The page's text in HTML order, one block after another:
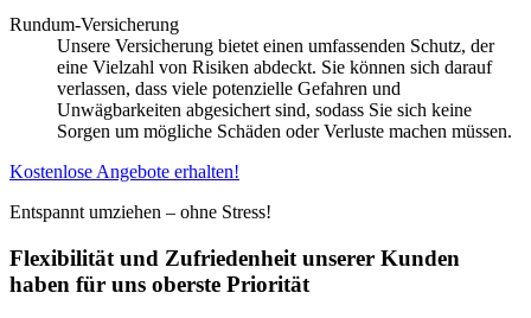
Rundum-Versicherung
Unsere Versicherung bietet einen umfassenden Schutz, der
eine Vielzahl von Risiken abdeckt. Sie können sich darauf
verlassen, dass viele potenzielle Gefahren und
Unwägbarkeiten abgesichert sind, sodass Sie sich keine
Sorgen um mögliche Schäden oder Verluste machen müssen.
Kostenlose Angebote erhalten!
Entspannt umziehen – ohne Stress!
Flexibilität und Zufriedenheit unserer Kunden
haben für uns oberste Priorität